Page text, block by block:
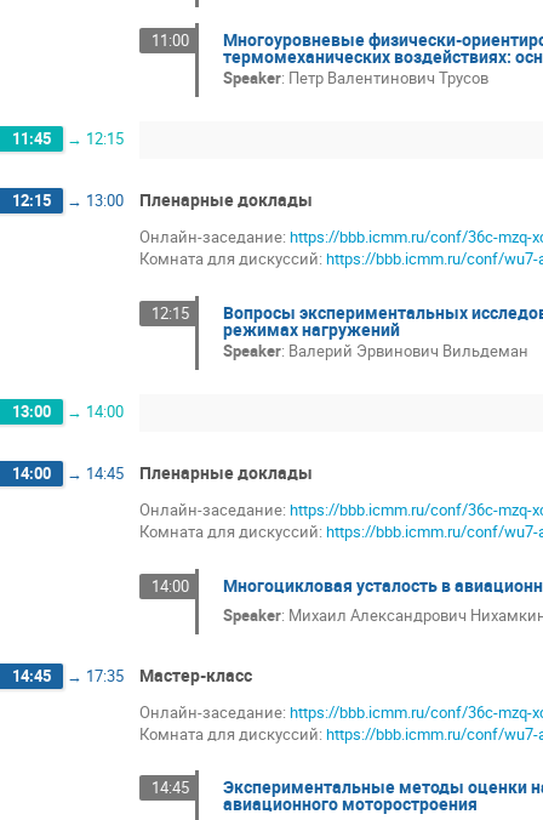
11:00 Многоуровневые физически-
термомеханических воздействиях:
Speaker: Петр Валентинович Трусов
11:45 → 12:15
12:15 → 13:00 Пленарные доклады
Онлайн-заседание: https://bbb.icmm.ru/conf/36c-mzq-
Комната для дискуссий: https://bbb.icmm.ru/conf/wu7-
12:15 Вопросы экспериментальных
режимах нагружений
Speaker: Валерий Эрвинович Вильдеман
13:00 → 14:00
14:00 → 14:45 Пленарные доклады
Онлайн-заседание: https://bbb.icmm.ru/conf/36c-mzq-
Комната для дискуссий: https://bbb.icmm.ru/conf/wu7-
14:00 Многоцикловая усталость в
Speaker: Михаил Александрович
14:45 → 17:35 Мастер-класс
Онлайн-заседание: https://bbb.icmm.ru/conf/36c-mzq-
Комната для дискуссий: https://bbb.icmm.ru/conf/wu7-
14:45 Экспериментальные методы оценки
авиационного моторостроения